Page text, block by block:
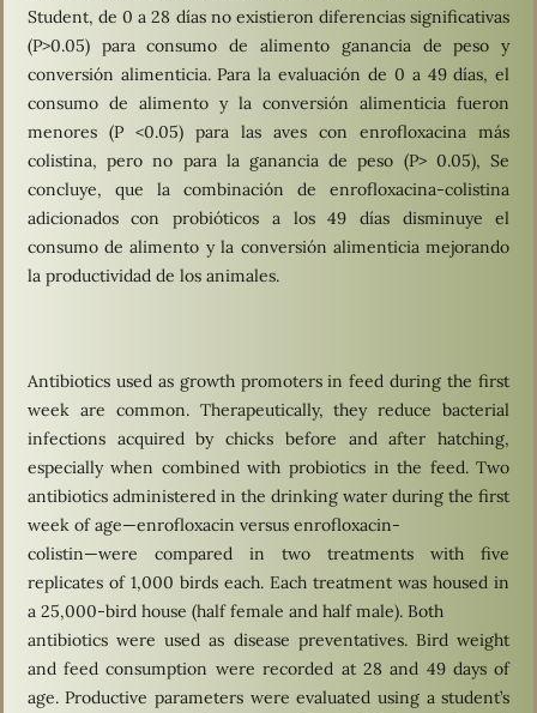
Student, de 0 a 28 días no existieron diferencias significativas
(P>0.05) para consumo de alimento ganancia de peso y
conversión alimenticia. Para la evaluación de 0 a 49 días, el
consumo de alimento y la conversión alimenticia fueron
menores (P <0.05) para las aves con enrofloxacina más
colistina, pero no para la ganancia de peso (P> 0.05), Se
concluye, que la combinación de enrofloxacina-colistina
adicionados con probióticos a los 49 días disminuye el
consumo de alimento y la conversión alimenticia mejorando
la productividad de los animales.
Antibiotics used as growth promoters in feed during the first
week are common. Therapeutically, they reduce bacterial
infections acquired by chicks before and after hatching,
especially when combined with probiotics in the feed. Two
antibiotics administered in the drinking water during the first
week of age—enrofloxacin versus enrofloxacin-
colistin—were compared in two treatments with five
replicates of 1,000 birds each. Each treatment was housed in
a 25,000-bird house (half female and half male). Both
antibiotics were used as disease preventatives. Bird weight
and feed consumption were recorded at 28 and 49 days of
age. Productive parameters were evaluated using a student’s